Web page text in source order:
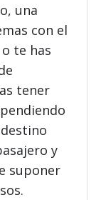
una
con el
te has
tener
y
suponer